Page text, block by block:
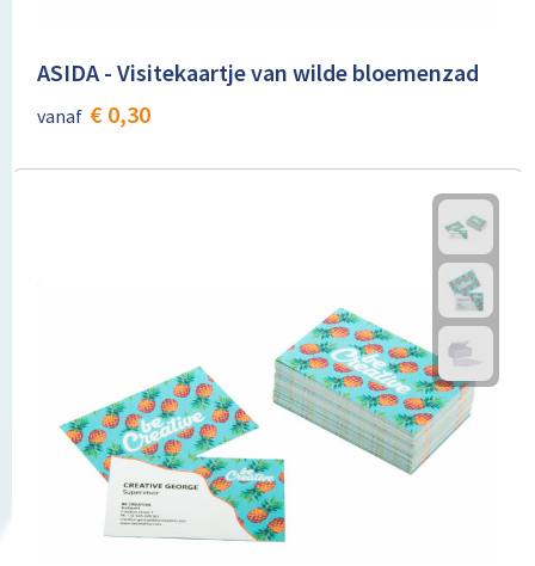
ASIDA - Visitekaartje van wilde bloemenzad
vanaf € 0,30